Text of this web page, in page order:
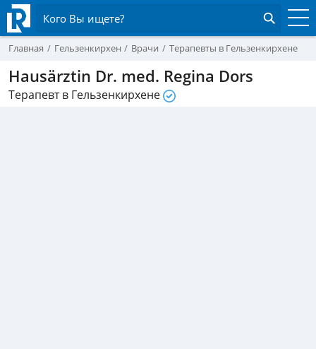
Кого Вы ищете?
Главная Гельзенкирхен Врачи Терапевты в Гельзенкирхене
Hausärztin Dr. med. Regina Dors
Терапевт в Гельзенкирхене